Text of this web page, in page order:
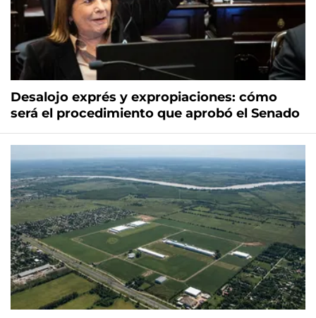
Desalojo exprés y expropiaciones: cómo
será el procedimiento que aprobó el Senado